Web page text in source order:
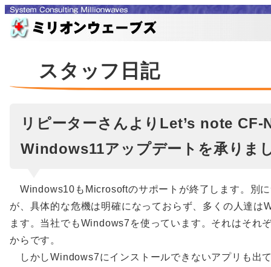
スタッフ日記
リピーターさんよりLet’s note CF-
Windows11アップデートを承りま
Windows10もMicrosoftのサポートが終了します。別
が、具体的な危機は明確になっておらず、多くの人達は
ます。当社でもWindows7を使っています。それはそれ
からです。
しかしWindows7にインストールできないアプリも出